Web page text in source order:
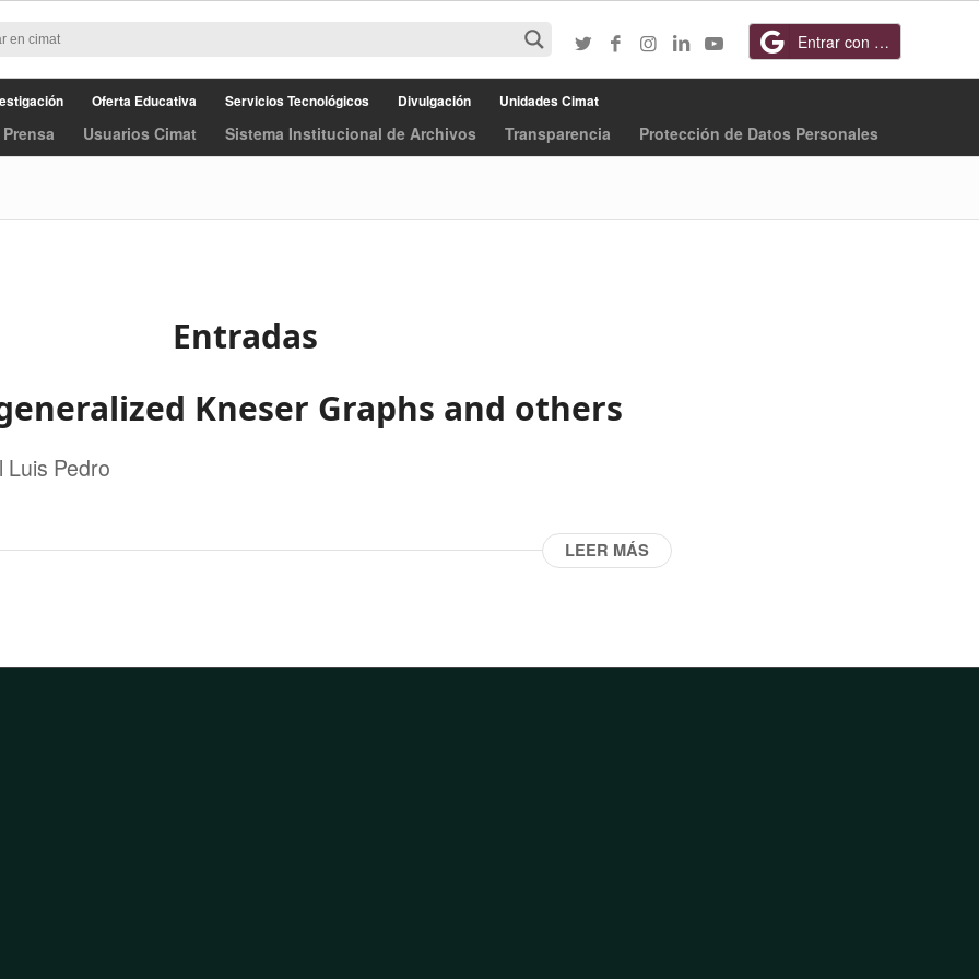
Entrar con Google
Oferta Educativa Servicios Tecnológicos Divulgación Unidades Cimat
Usuarios Cimat Sistema Institucional de Archivos Transparencia Protección de Datos Personales
Entradas
Kneser Graphs and others
Luis Pedro
LEER MÁS